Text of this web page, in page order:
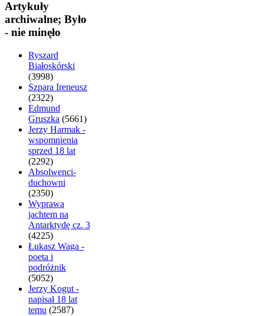
Artykuły
archiwalne; Było
- nie minęło
Ryszard
Białoskórski
(3998)
Szpara Ireneusz
(2322)
Edmund
Gruszka (5661)
Jerzy Harmak -
wspomnienia
sprzed 18 lat
(2292)
Absolwenci-
duchowni
(2350)
Wyprawa
jachtem na
Antarktydę cz. 3
(4225)
Łukasz Waga -
poeta i
podróżnik
(5052)
Jerzy Kogut -
napisał 18 lat
temu (2587)